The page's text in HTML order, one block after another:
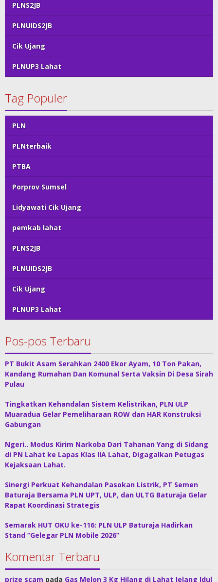
PLNS2JB
PLNUIDS2JB
Cik Ujang
PLNUP3 Lahat
Tag Populer
PLN
PLNterbaik
PTBA
Porprov Sumsel
Lidyawati Cik Ujang
pemkab lahat
PLNS2JB
PLNUIDS2JB
Cik Ujang
PLNUP3 Lahat
Pos-pos Terbaru
PT Bukit Asam Serahkan 2400 Ekor Ayam, 10 Ton Pakan,
Kandang Rumahan Dan Komunal Serta Vaksin Di Desa Sirah
Pulau
Tingkatkan Kehandalan Sistem Kelistrikan, PLN ULP
Muaradua Gelar Pemeliharaan ROW dan HAR Konstruksi
Gabungan
Ngeri.. Modus Kirim Narkoba Dari Tahanan Yang di Sidang
di PN Lahat ke Lapas Klas IIA Lahat, Digagalkan Petugas
Kejaksaan Lahat.
Sinergi Perkuat Kehandalan Pasokan Listrik, PT Semen
Baturaja Bersama PLN UPT, ULP, dan ULTG Baturaja Gelar
Rapat Koordinasi Strategis
Semarak HUT OKU ke-116: PLN ULP Baturaja Hadirkan
Stand “Gelegar PLN Mobile 2026”
Komentar Terbaru
prize scam pada Gas Melon 3 Kg Hilang di Lahat Jelang Idul